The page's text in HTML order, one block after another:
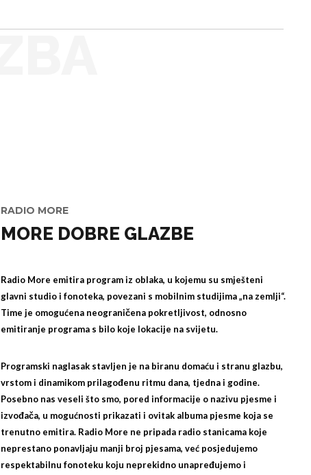
RADIO MORE
MORE DOBRE GLAZBE
Radio More emitira program iz oblaka, u kojemu su smješteni
glavni studio i fonoteka, povezani s mobilnim studijima „na zemlji“.
Time je omogućena neograničena pokretljivost, odnosno
emitiranje programa s bilo koje lokacije na svijetu.
Programski naglasak stavljen je na biranu domaću i stranu glazbu,
vrstom i dinamikom prilagođenu ritmu dana, tjedna i godine.
Posebno nas veseli što smo, pored informacije o nazivu pjesme i
izvođača, u mogućnosti prikazati i ovitak albuma pjesme koja se
trenutno emitira. Radio More ne pripada radio stanicama koje
neprestano ponavljaju manji broj pjesama, već posjedujemo
respektabilnu fonoteku koju neprekidno unapređujemo i